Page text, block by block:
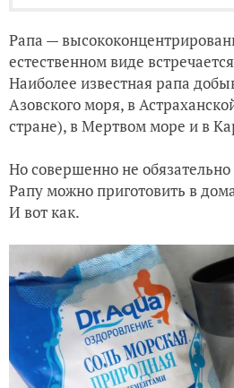
Рапа —
естественном виде
Наиболее известная рапа
Азовского моря, в
стране), в Мертвом море и в
Но совершенно не обязательно
Рапу можно приготовить в
И вот как.